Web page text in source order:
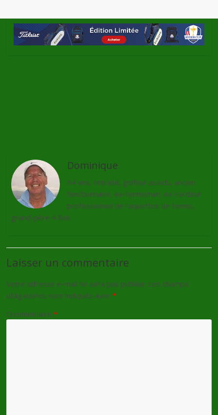
Dominique
64 ans, retraité, golfeur assidu, ancien
fonctionnaire, ex-tennisman, ex-cordeur
professionnel de raquettes de tennis,
grand-père 4 fois.
Laisser un commentaire
Votre adresse e-mail ne sera pas publiée. Les champs
obligatoires sont indiqués avec*
Commentaire*